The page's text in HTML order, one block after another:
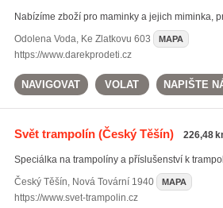
Nabízíme zboží pro maminky a jejich miminka,
Odolena Voda, Ke Zlatkovu 603 MAPA
https://www.darekprodeti.cz
NAVIGOVAT VOLAT NAPIŠTE
Svět trampolín(Český Těšín) 226,48
Speciálka na trampolíny a příslušenství k
Český Těšín, Nová Tovární 1940 MAPA
https://www.svet-trampolin.cz